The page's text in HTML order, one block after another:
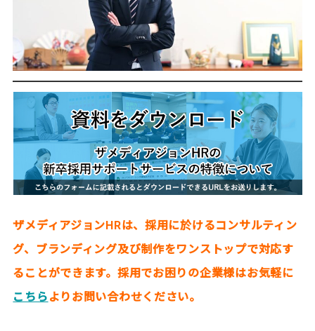
ザメディアジョンHRは、採用に於けるコンサルティン
グ、ブランディング及び制作をワンストップで対応す
ることができます。採用でお困りの企業様はお気軽に
こちら よりお問い合わせください。